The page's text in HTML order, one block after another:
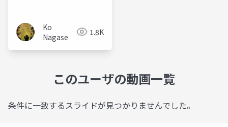
for geospatial
analysis
Ko
Nagase
1.8K
このユーザの動画一覧
条件に一致するスライドが見つかりませんでした。